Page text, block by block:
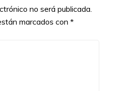
no será publicada.
marcados con *